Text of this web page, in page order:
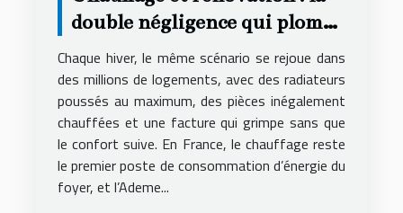
double négligence qui plombe
votre confort chaque hiver
Chaque hiver, le même scénario se rejoue dans
des millions de logements, avec des radiateurs
poussés au maximum, des pièces inégalement
chauffées et une facture qui grimpe sans que
le confort suive. En France, le chauffage reste
le premier poste de consommation d’énergie du
foyer, et l’Ademe...